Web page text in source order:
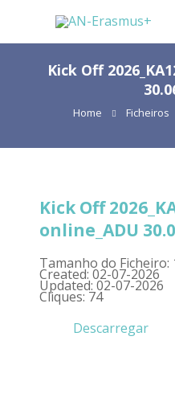
Kick Off
Home Ficheiros
Kick Off
online_ADU
Tamanho do Ficheiro:
Created: 02-07-2026
Updated: 02-07-2026
Cliques: 74
Descarregar